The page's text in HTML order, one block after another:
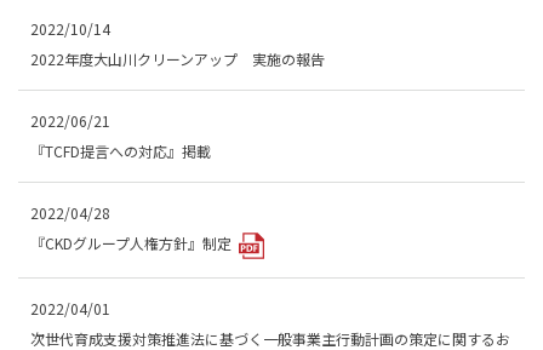
2022/10/14
2022年度大山川クリーンアップ 実施の報告
2022/06/21
『TCFD提言への対応』掲載
2022/04/28
『CKDグループ人権方針』制定
2022/04/01
次世代育成支援対策推進法に基づく一般事業主行動計画の策定に関するお